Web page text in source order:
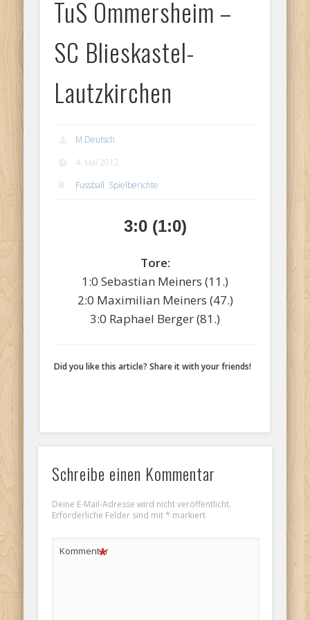
TuS Ommersheim –
SC Blieskastel-
Lautzkirchen
M.Deutsch
4. Mai 2012
Fussball, Spielberichte
3:0(1:0)
Tore:
1:0 Sebastian Meiners (11.)
2:0 Maximilian Meiners (47.)
3:0 Raphael Berger (81.)
Did you like this article? Share it with your friends!
Schreibe einen Kommentar
Deine E-Mail-Adresse wird nicht veröffentlicht.
Erforderliche Felder sind mit* markiert
Kommentar
*